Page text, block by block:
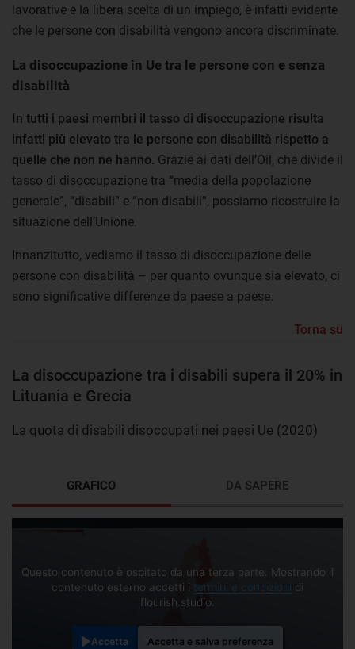
lavorative e la libera scelta di un impiego, è infatti evidente
che le persone con disabilità vengono ancora discriminate.
La disoccupazione in Ue tra le persone con e senza
disabilità
In tutti i paesi membri il tasso di disoccupazione risulta
infatti più elevato tra le persone con disabilità rispetto a
quelle che non ne hanno. Grazie ai dati dell’Oil, che divide il
tasso di disoccupazione tra “media della popolazione
generale”, “disabili” e “non disabili”, possiamo ricostruire la
situazione dell’Unione.
Innanzitutto, vediamo il tasso di disoccupazione delle
persone con disabilità – per quanto ovunque sia elevato, ci
sono significative differenze da paese a paese.
Torna su
La disoccupazione tra i disabili supera il 20% in
Lituania e Grecia
La quota di disabili disoccupati nei paesi Ue (2020)
GRAFICO
Questo contenuto è ospitato da una terza parte. Mostrando il
contenuto esterno accetti i termini e condizioni di
flourish.studio.
Accetta Accetta e salva preferenza
DA SAPERE